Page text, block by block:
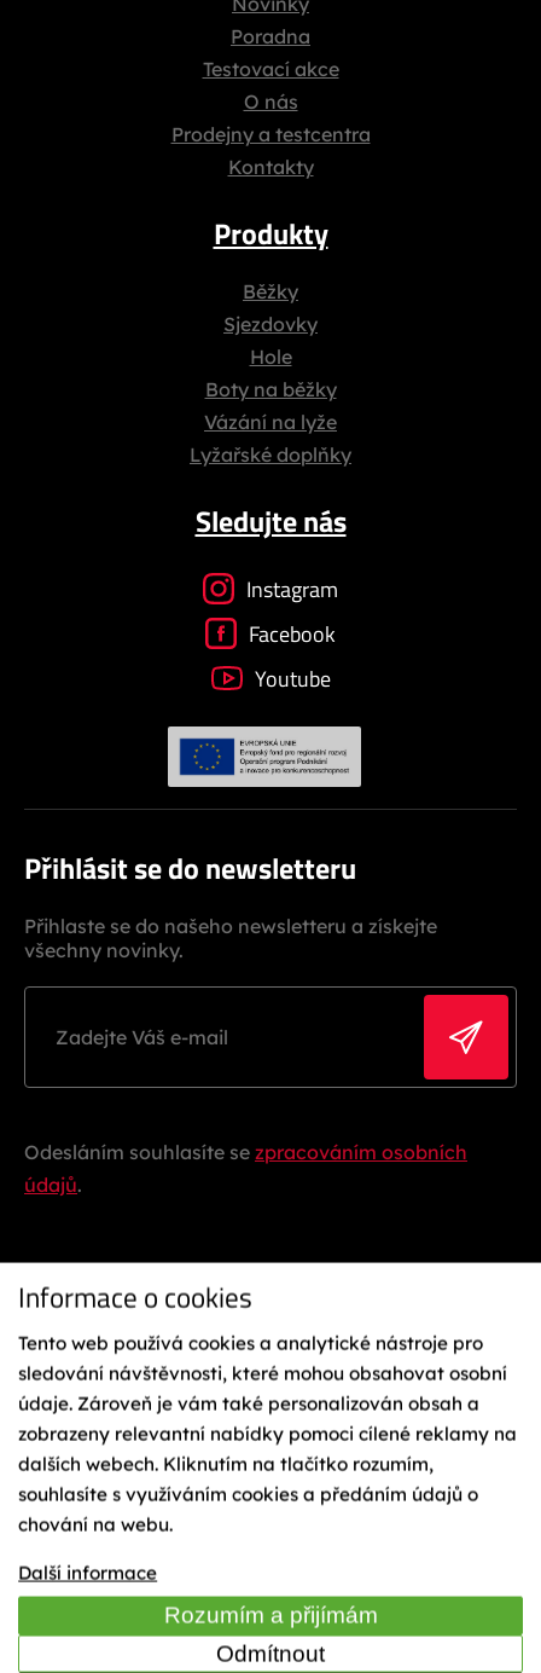
Poradna
Testovací akce
O nás
Prodejny a testcentra
Kontakty
Produkty
Běžky
Sjezdovky
Hole
Boty na běžky
Vázání na lyže
Lyžařské doplňky
Sledujte nás
Instagram
Facebook
Youtube
Přihlásit se do newsletteru
Přihlaste se do našeho newsletteru a získejte
všechny novinky.
Odesláním souhlasíte se zpracováním osobních
údajů.
Ochrana osobních údajů
Reklamační řád
Vázání na lyže
Obchodní podmínky
Cookies
Informace o cookies
Tento web používá cookies a analytické nástroje pro
sledování návštěvnosti, které mohou obsahovat osobní
údaje. Zároveň je vám také personalizován obsah a
zobrazeny relevantní nabídky pomoci cílené reklamy na
dalších webech. Kliknutím na tlačítko rozumím,
souhlasíte s využíváním cookies a předáním údajů o
chování na webu.
Další informace
Rozumím a přijímám
Odmítnout